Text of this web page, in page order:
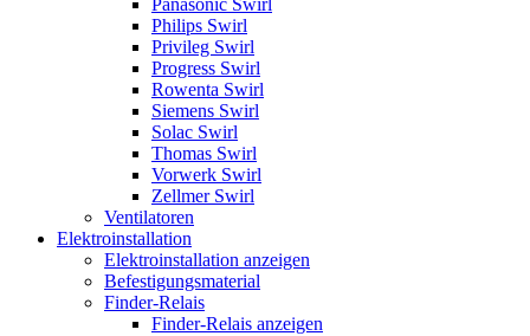
Philips Swirl
Privileg Swirl
Progress Swirl
Rowenta Swirl
Siemens Swirl
Solac Swirl
Thomas Swirl
Vorwerk Swirl
Zellmer Swirl
Ventilatoren
Elektroinstallation
Elektroinstallation anzeigen
Befestigungsmaterial
Finder-Relais
Finder-Relais anzeigen